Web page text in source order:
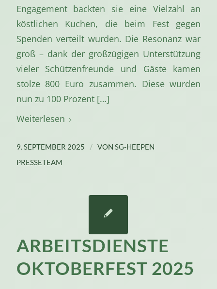
Engagement backten sie eine Vielzahl an
köstlichen Kuchen, die beim Fest gegen
Spenden verteilt wurden. Die Resonanz war
groß – dank der großzügigen Unterstützung
vieler Schützenfreunde und Gäste kamen
stolze 800 Euro zusammen. Diese wurden
nun zu 100 Prozent […]
Weiterlesen
9. SEPTEMBER 2025 / VON SG-HEEPEN
PRESSETEAM
ARBEITSDIENSTE
OKTOBERFEST 2025